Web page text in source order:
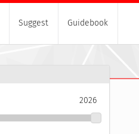
Suggest Guidebook
2026